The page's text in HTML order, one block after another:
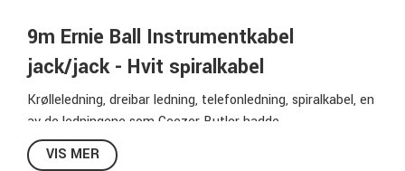
9m Ernie Ball Instrumentkabel
jack/jack - Hvit spiralkabel
Krølleledning, dreibar ledning, telefonledning, spiralkabel, en
av de ledningene som Geezer Butler hadde...
Denne varianten av instrumentkabel har mange navn på
folkemunne, men uansett hva du velger å kalle den, kan du
VIS MER